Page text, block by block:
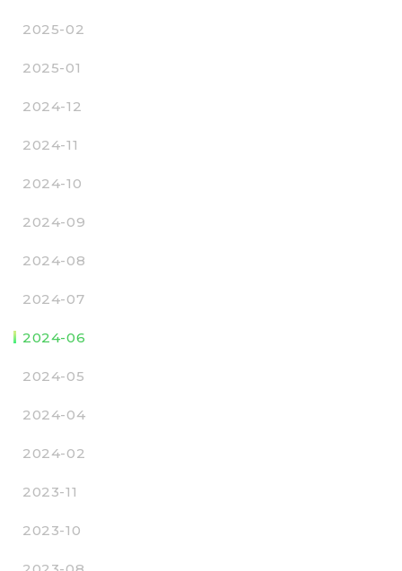
2025-02
2025-01
2024-12
2024-11
2024-10
2024-09
2024-08
2024-07
2024-06
2024-05
2024-04
2024-02
2023-11
2023-10